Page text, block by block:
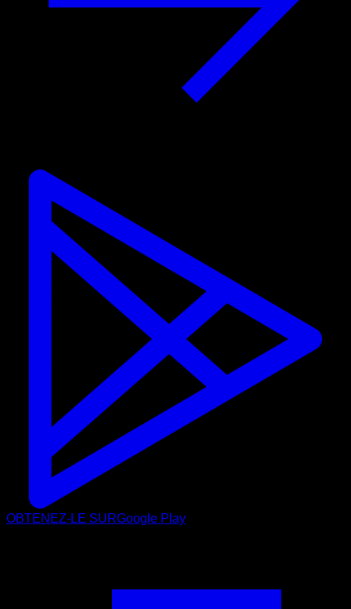
OBTENEZ-LE SURGoogle Play